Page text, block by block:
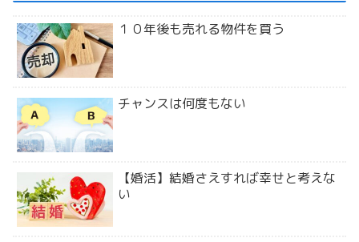
１０年後も売れる物件を買う
チャンスは何度もない
【婚活】結婚さえすれば幸せと考えな
い